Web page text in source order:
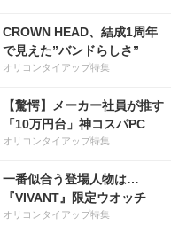
CROWN HEAD、結成1周年
で見えた”バンドらしさ”
オリコンタイアップ特集
【驚愕】メーカー社員が推す
「10万円台」神コスパPC
オリコンタイアップ特集
一番似合う登場人物は…
『VIVANT』限定ウオッチ
オリコンタイアップ特集